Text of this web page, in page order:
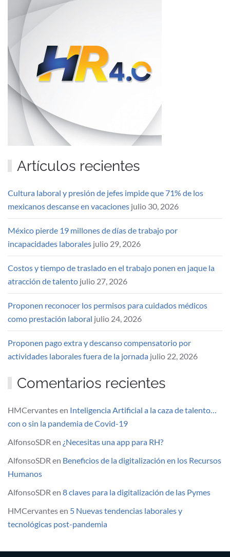
Artículos recientes
Cultura laboral y presión de jefes impide que 71% de los
mexicanos descanse en vacaciones julio 30, 2026
México pierde 19 millones de días de trabajo por
incapacidades laborales julio 29, 2026
Costos y tiempo de traslado en el trabajo ponen en jaque la
atracción de talento julio 27, 2026
Proponen reconocer los permisos para cuidados médicos
como prestación laboral julio 24, 2026
Proponen pago extra y descanso compensatorio por
actividades laborales fuera de la jornada julio 22, 2026
Comentarios recientes
HMCervantesen Inteligencia Artificial a la caza de talento…
con o sin la pandemia de Covid-19
AlfonsoSDR en ¿Necesitas una app para RH?
AlfonsoSDR en Beneficios de la digitalización en los Recursos
Humanos
AlfonsoSDR en 8 claves para la digitalización de las Pymes
HMCervantesen 5 Nuevas tendencias laborales y
tecnológicas post-pandemia